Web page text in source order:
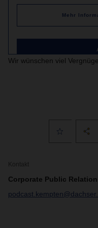
Mehr
Wir wünschen viel
Kontakt
Corporate Public